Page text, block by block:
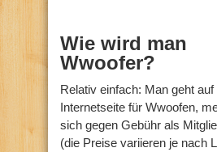
Wie wird man
Wwoofer?
Relativ einfach: Man geht auf
Internetseite für Wwoofen,
sich gegen Gebühr als
(die Preise variieren je nach